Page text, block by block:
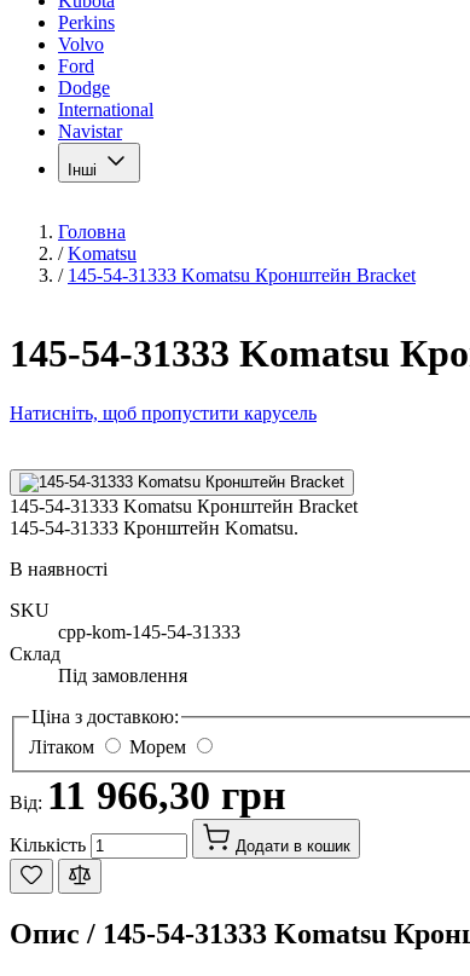
Perkins
Volvo
Ford
Dodge
International
Navistar
Інші
Головна
/ Komatsu
/ 145-54-31333 Komatsu Кронштейн Bracket
145-54-31333 Komatsu
Натисніть, щоб пропустити карусель
145-54-31333 Komatsu Кронштейн Bracket
145-54-31333 Кронштейн Komatsu.
В наявності
SKU
cpp-kom-145-54-31333
Склад
Під замовлення
Ціна з доставкою:
Літаком
Морем
Від: 11 966,30 грн
Кількість Додати в кошик
Опис / 145-54-31333 Komatsu